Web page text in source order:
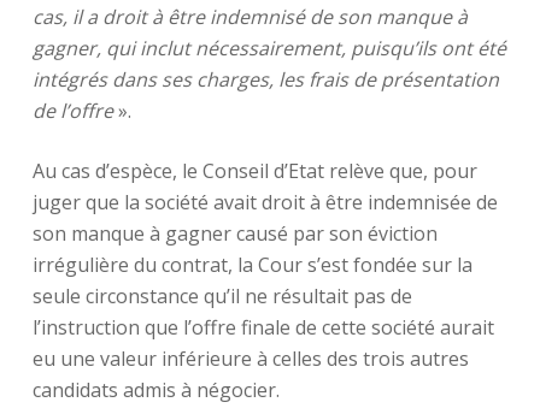
cas, il a droit à être indemnisé de son manque à
gagner, qui inclut nécessairement, puisqu’ils ont été
intégrés dans ses charges, les frais de présentation
de l’offre».
Au cas d’espèce, le Conseil d’Etat relève que, pour
juger que la société avait droit à être indemnisée de
son manque à gagner causé par son éviction
irrégulière du contrat, la Cour s’est fondée sur la
seule circonstance qu’il ne résultait pas de
l’instruction que l’offre finale de cette société aurait
eu une valeur inférieure à celles des trois autres
candidats admis à négocier.